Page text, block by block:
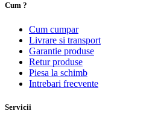
Cum ?
Cum cumpar
Livrare si transport
Garantie produse
Retur produse
Piesa la schimb
Intrebari frecvente
Servicii